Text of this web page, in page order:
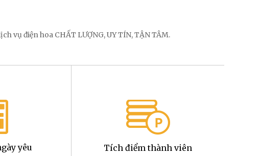
vụ điện hoa CHẤT LƯỢNG, UY TÍN, TẬN TÂM.
yêu Tích điểm thành viên